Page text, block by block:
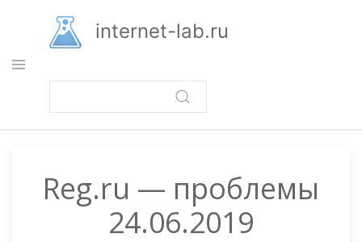
основному
содержанию
internet-lab.ru
Reg.ru — проблемы
24.06.2019